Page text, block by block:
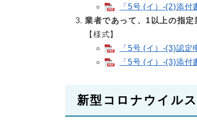
「5号 (イ）-(2)添
業者であって、1以上の指定
【様式】
「5号 (イ）-(3)認
「5号 (イ）-(3)添
新型コロナウイル